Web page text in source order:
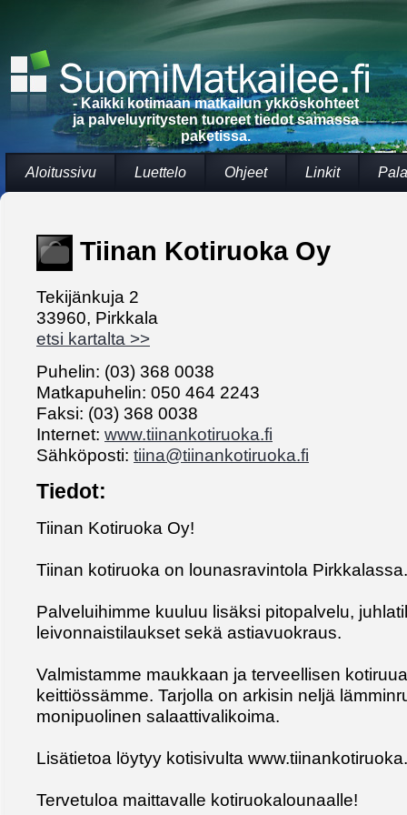
- Kaikki kotimaan matkailun ykköskohteet
ja palveluyritysten tuoreet tiedot samassa
paketissa.
Aloitussivu Luettelo Ohjeet Linkit
Tiinan Kotiruoka Oy
Tekijänkuja 2
33960, Pirkkala
etsi kartalta >>
Puhelin: (03) 368 0038
Matkapuhelin: 050 464 2243
Faksi: (03) 368 0038
Internet: www.tiinankotiruoka.fi
Sähköposti: tiina@tiinankotiruoka.fi
Tiedot:
Tiinan Kotiruoka Oy!
Tiinan kotiruoka on lounasravintola Pirkkalassa.
Palveluihimme kuuluu lisäksi pitopalvelu,
leivonnaistilaukset sekä astiavuokraus.
Valmistamme maukkaan ja terveellisen
keittiössämme. Tarjolla on arkisin neljä
monipuolinen salaattivalikoima.
Lisätietoa löytyy kotisivulta
Tervetuloa maittavalle kotiruokalounaalle!